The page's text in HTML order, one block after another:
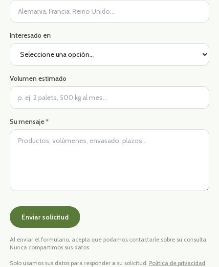
Interesado en
Volumen estimado
Su mensaje*
Enviar solicitud
Al enviar el formulario, acepta que podamos contactarle sobre su consulta.
Nunca compartimos sus datos.
Solo usamos sus datos para responder a su solicitud. Política de privacidad